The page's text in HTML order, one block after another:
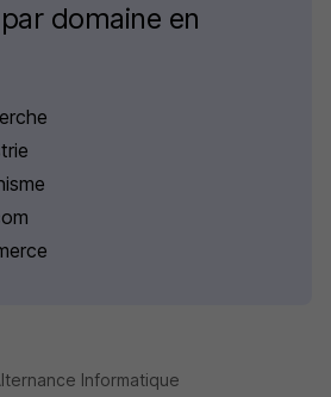
domaine en
Informatique